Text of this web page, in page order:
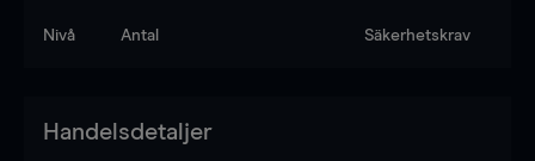
Nivå Antal Säkerhetskrav
Handelsdetaljer